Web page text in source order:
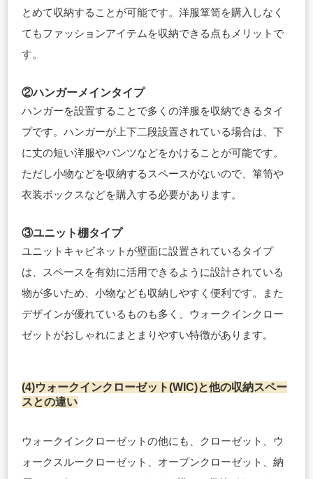
とめて収納することが可能です。洋服箪笥を購入しなく
てもファッションアイテムを収納できる点もメリットで
す。
②ハンガーメインタイプ
ハンガーを設置することで多くの洋服を収納できるタイ
プです。ハンガーが上下二段設置されている場合は、下
に丈の短い洋服やパンツなどをかけることが可能です。
ただし小物などを収納するスペースがないので、箪笥や
衣装ボックスなどを購入する必要があります。
③ユニット棚タイプ
ユニットキャビネットが壁面に設置されているタイプ
は、スペースを有効に活用できるように設計されている
物が多いため、小物なども収納しやすく便利です。また
デザインが優れているものも多く、ウォークインクロー
ゼットがおしゃれにまとまりやすい特徴があります。
(4)ウォークインクローゼット(WIC)と他の収納スペー
スとの違い
ウォークインクローゼットの他にも、クローゼット、ウ
ォークスルークローゼット、オープンクローゼット、納